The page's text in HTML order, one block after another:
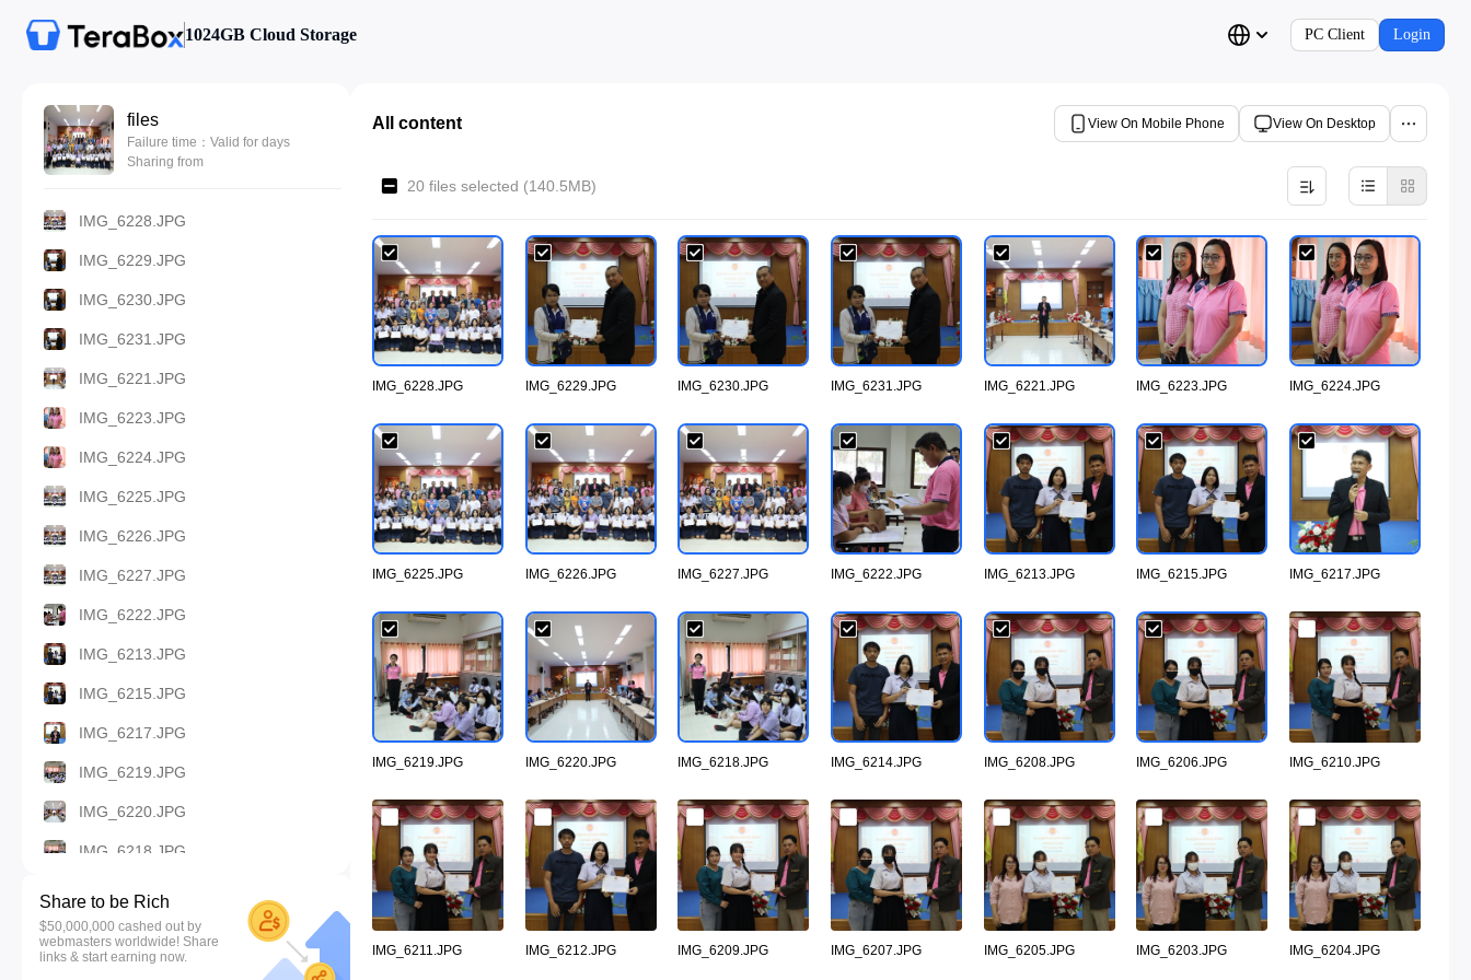
1024GB Cloud Storage PC Client Login
files
Failure time：Valid for days
Sharing from
IMG_6228.JPG
IMG_6229.JPG
IMG_6230.JPG
IMG_6231.JPG
IMG_6221.JPG
IMG_6223.JPG
IMG_6224.JPG
IMG_6225.JPG
IMG_6226.JPG
IMG_6227.JPG
IMG_6222.JPG
IMG_6213.JPG
IMG_6215.JPG
IMG_6217.JPG
IMG_6219.JPG
IMG_6220.JPG
IMG_6218.JPG
IMG_6208.JPG
IMG_6206.JPG
Share to be Rich
$50,000,000 cashed out by
webmasters worldwide! Share
links & start earning now.
All content View On Mobile Phone View On Desktop
20 files selected (140.5MB)
IMG_6228.JPG IMG_6229.JPG IMG_6230.JPG IMG_6231.JPG IMG_6221.JPG IMG_6223.JPG IMG_6224.JPG
IMG_6225.JPG IMG_6226.JPG IMG_6227.JPG IMG_6222.JPG IMG_6213.JPG IMG_6215.JPG IMG_6217.JPG
IMG_6219.JPG IMG_6220.JPG IMG_6218.JPG IMG_6214.JPG IMG_6208.JPG IMG_6206.JPG IMG_6210.JPG
IMG_6211.JPG IMG_6212.JPG IMG_6209.JPG IMG_6207.JPG IMG_6205.JPG IMG_6203.JPG IMG_6204.JPG